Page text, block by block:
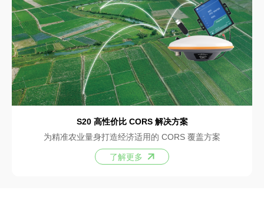
S20 高性价比 CORS 解决方案
为精准农业量身打造经济适用的 CORS 覆盖方案
了解更多